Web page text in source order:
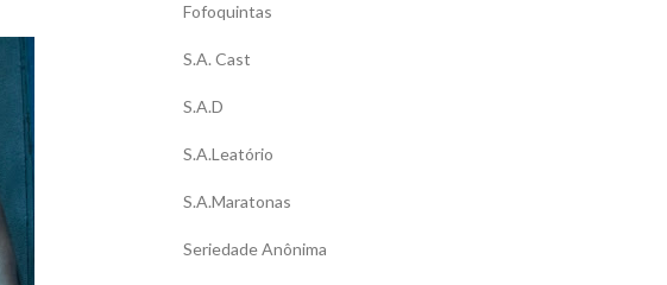
Fofoquintas
S.A. Cast
S.A.D
S.A.Leatório
S.A.Maratonas
Seriedade Anônima